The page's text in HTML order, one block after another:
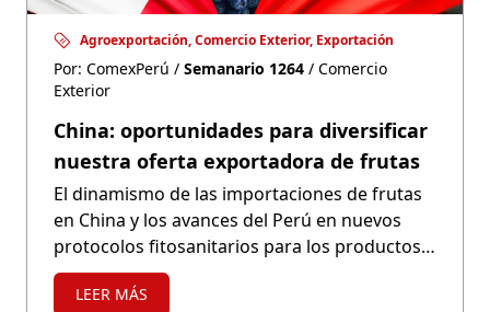
Agroexportación, Comercio Exterior, Exportación
Por: ComexPerú / Semanario 1264 / Comercio
Exterior
China: oportunidades para diversificar
nuestra oferta exportadora de frutas
El dinamismo de las importaciones de frutas
en China y los avances del Perú en nuevos
protocolos fitosanitarios para los productos
agrícolas marcan un escenario favorable que
permitirá ampliar nuestra presencia en este
LEER MÁS